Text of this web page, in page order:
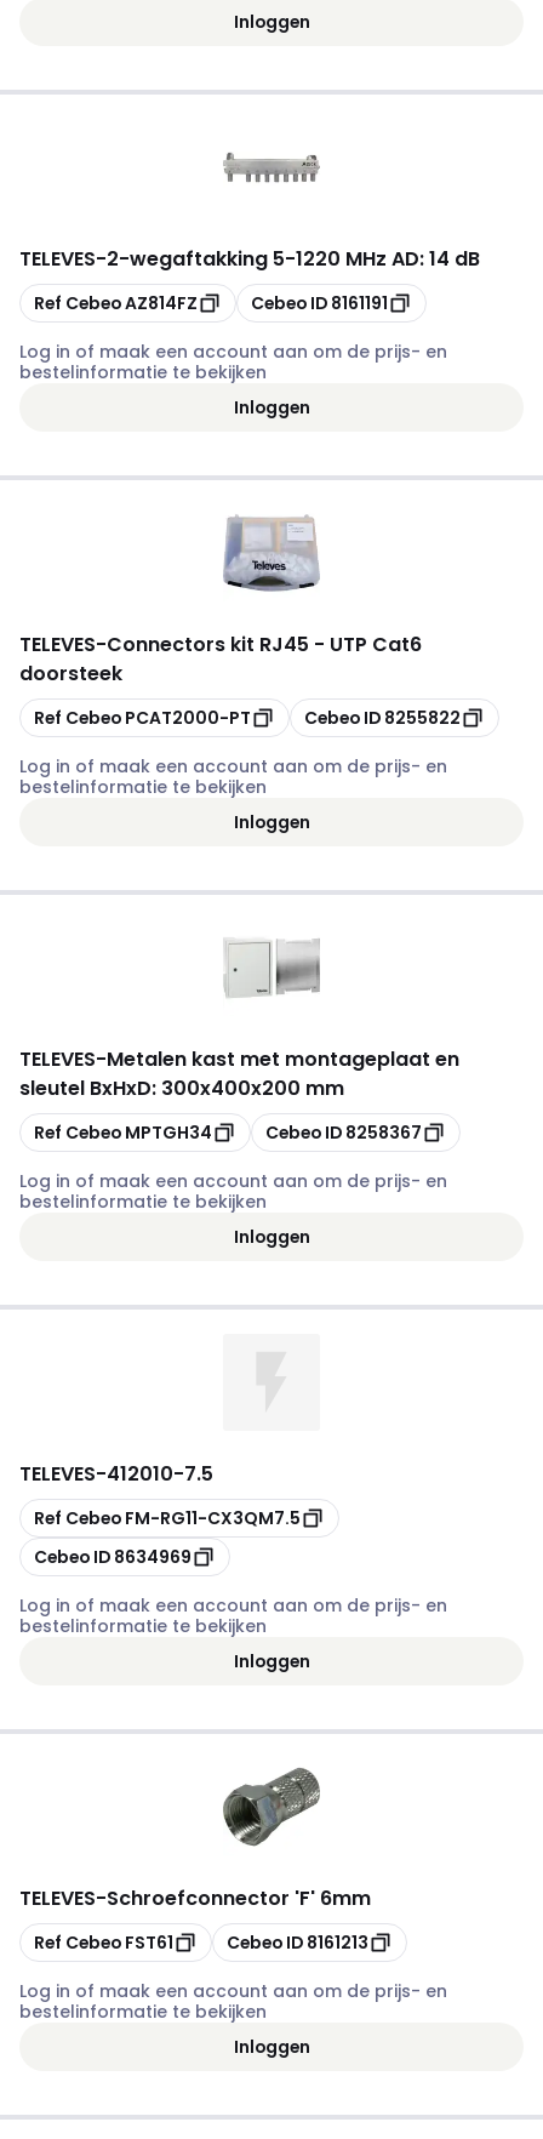
Inloggen
TELEVES-2-wegaftakking 5-1220 MHz AD: 14 dB
Kopiëren
Ref CebeoAZ814FZ Kopiëren
Cebeo ID 8161191
Log in of maak een account aan om de prijs- en
bestelinformatie te bekijken
Inloggen
TELEVES-Connectors kit RJ45 - UTP Cat6
doorsteek
Kopiëren
Ref Cebeo PCAT2000-PT Kopiëren
Cebeo ID 8255822
Log in of maak een account aan om de prijs- en
bestelinformatie te bekijken
Inloggen
TELEVES-Metalen kast met montageplaat en
sleutel BxHxD: 300x400x200 mm
Kopiëren
Ref Cebeo MPTGH34 Kopiëren
Cebeo ID 8258367
Log in of maak een account aan om de prijs- en
bestelinformatie te bekijken
Inloggen
TELEVES-412010-7.5
Kopiëren
Ref Cebeo FM-RG11-CX3QM7.5
Kopiëren
Cebeo ID 8634969
Log in of maak een account aan om de prijs- en
bestelinformatie te bekijken
Inloggen
TELEVES-Schroefconnector 'F' 6mm
Kopiëren
Ref Cebeo FST61 Kopiëren
Cebeo ID 8161213
Log in of maak een account aan om de prijs- en
bestelinformatie te bekijken
Inloggen